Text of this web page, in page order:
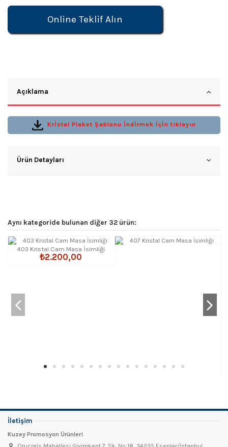
Online Teklif Alın
Açıklama
Krİstal Plaket Şablonu İndİrmek İçİn tıklayın
Ürün Detayları
Aynı kategoride bulunan diğer 32 ürün:
403 Kristal Cam Masa İsimliği
₺2.200,00
İletişim
Kuzey Promosyon Ürünleri